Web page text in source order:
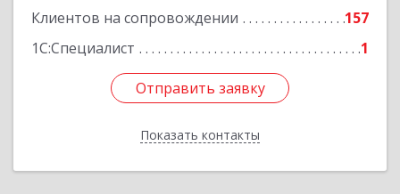
Клиентов на сопровождении
157
1С:Специалист
1
Отправить заявку
Показать контакты
Отправить заявку
Назад